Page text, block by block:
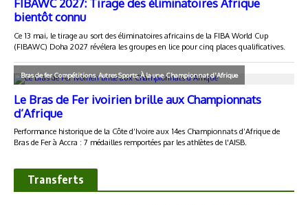
Transferts